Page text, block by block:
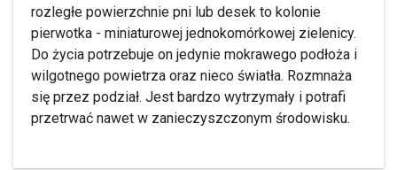
rozległe powierzchnie pni lub desek to kolonie
pierwotka - miniaturowej jednokomórkowej zielenicy.
Do życia potrzebuje on jedynie mokrawego podłoża i
wilgotnego powietrza oraz nieco światła. Rozmnaża
się przez podział. Jest bardzo wytrzymały i potrafi
przetrwać nawet w zanieczyszczonym środowisku.